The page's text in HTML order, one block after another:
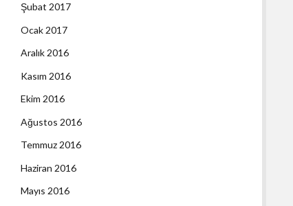
Şubat 2017
Ocak 2017
Aralık 2016
Kasım 2016
Ekim 2016
Ağustos 2016
Temmuz 2016
Haziran 2016
Mayıs 2016